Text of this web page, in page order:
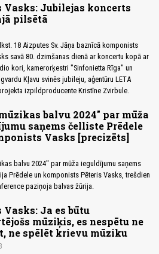
Vasks: Jubilejas koncerts
pilsētā
18 Aizputes Sv. Jāņa baznīcā komponists
savā 80. dzimšanas dienā ar koncertu kopā ar
kori, kamerorķestri "Sinfonietta Rīga" un
Kļavu svinēs jubileju, aģentūru LETA
izpildproducente Kristīne Zvirbule.
balvu 2024" par mūža
saņems čelliste Prēdele
Vasks [precizēts]
balvu 2024" par mūža ieguldījumu saņems
Prēdele un komponists Pēteris Vasks, trešdien
paziņoja balvas žūrija.
Vasks: Ja es būtu
mūziķis, es nespētu ne
ne spēlēt krievu mūziku